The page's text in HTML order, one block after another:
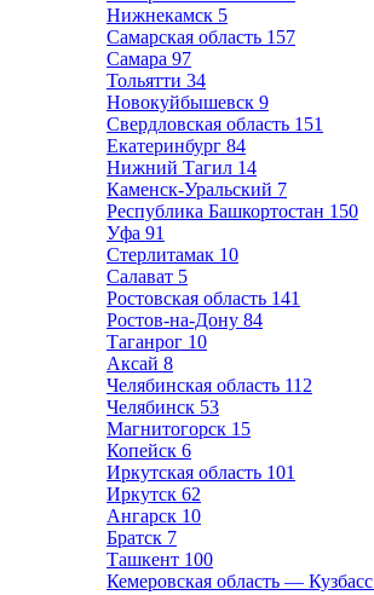
Нижнекамск 5
Самарская область 157
Самара 97
Тольятти 34
Новокуйбышевск 9
Свердловская область 151
Екатеринбург 84
Нижний Тагил 14
Каменск-Уральский 7
Республика Башкортостан 150
Уфа 91
Стерлитамак 10
Салават 5
Ростовская область 141
Ростов-на-Дону 84
Таганрог 10
Аксай 8
Челябинская область 112
Челябинск 53
Магнитогорск 15
Копейск 6
Иркутская область 101
Иркутск 62
Ангарск 10
Братск 7
Ташкент 100
Кемеровская область — Кузбасс